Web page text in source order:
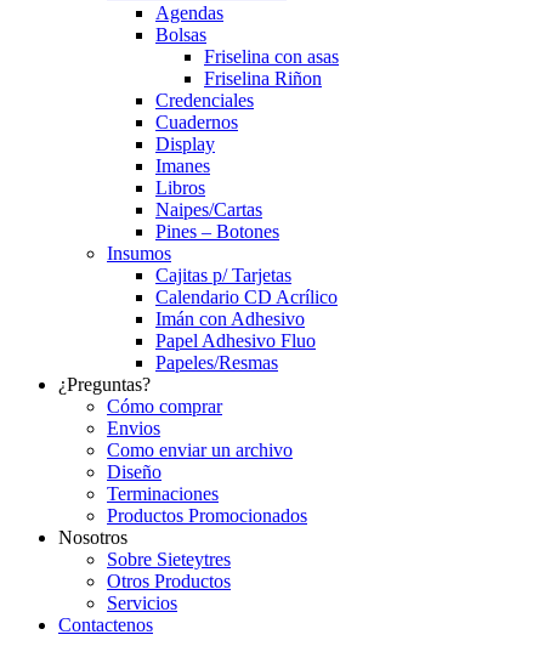
Agendas
Bolsas
Friselina con asas
Friselina Riñon
Credenciales
Cuadernos
Display
Imanes
Libros
Naipes/Cartas
Pines – Botones
Insumos
Cajitas p/ Tarjetas
Calendario CD Acrílico
Imán con Adhesivo
Papel Adhesivo Fluo
Papeles/Resmas
¿Preguntas?
Cómo comprar
Envios
Como enviar un archivo
Diseño
Terminaciones
Productos Promocionados
Nosotros
Sobre Sieteytres
Otros Productos
Servicios
Contactenos